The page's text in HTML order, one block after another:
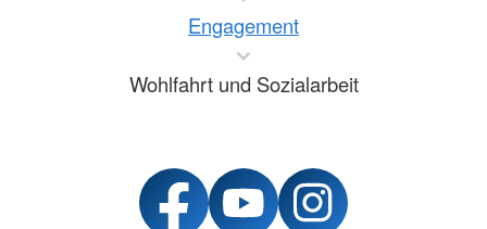
Engagement
Wohlfahrt und Sozialarbeit